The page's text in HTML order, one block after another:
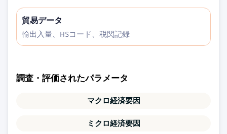
貿易データ
輸出入量、HSコード、税関記録
調査・評価されたパラメータ
マクロ経済要因
ミクロ経済要因